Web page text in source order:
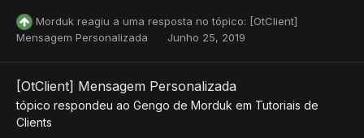
Morduk reagiu a uma resposta no tópico: [OtClient]
Mensagem Personalizada
Junho 25, 2019
[OtClient] Mensagem Personalizada
tópico respondeu ao Gengo de Morduk em Tutoriais de
Clients